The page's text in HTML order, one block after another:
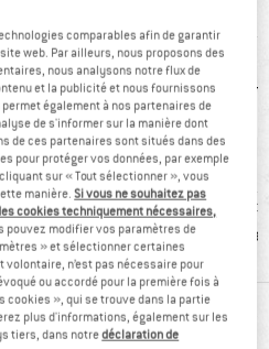
Avis client.e.s:
respirant
Avis
ET
comparables afin de garantir
web. Par ailleurs, nous proposons des
nous analysons notre flux de
et la publicité et nous fournissons
également à nos partenaires de
de s'informer sur la manière dont
de ces partenaires sont situés dans des
pour protéger vos données, par exemple
sur « Tout sélectionner », vous
manière.Si vous ne souhaitez pas
cookies techniquement nécessaires,
pouvez modifier vos paramètres de
» et sélectionner certaines
n’est pas nécessaire pour
ou accordé pour la première fois à
cookies », qui se trouve dans la partie
plus d'informations, également sur les
tiers, dans notredéclaration de